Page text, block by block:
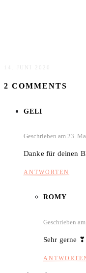
14. JUNI 2020
2 COMMENTS
GELI
Geschrieben am 23.
Danke für deinen
ANTWORTEN
ROMY
Geschrieben
Sehr gerne